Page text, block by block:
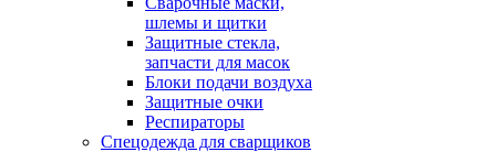
шлемы и щитки
Защитные стекла,
запчасти для масок
Блоки подачи воздуха
Защитные очки
Респираторы
Спецодежда для сварщиков